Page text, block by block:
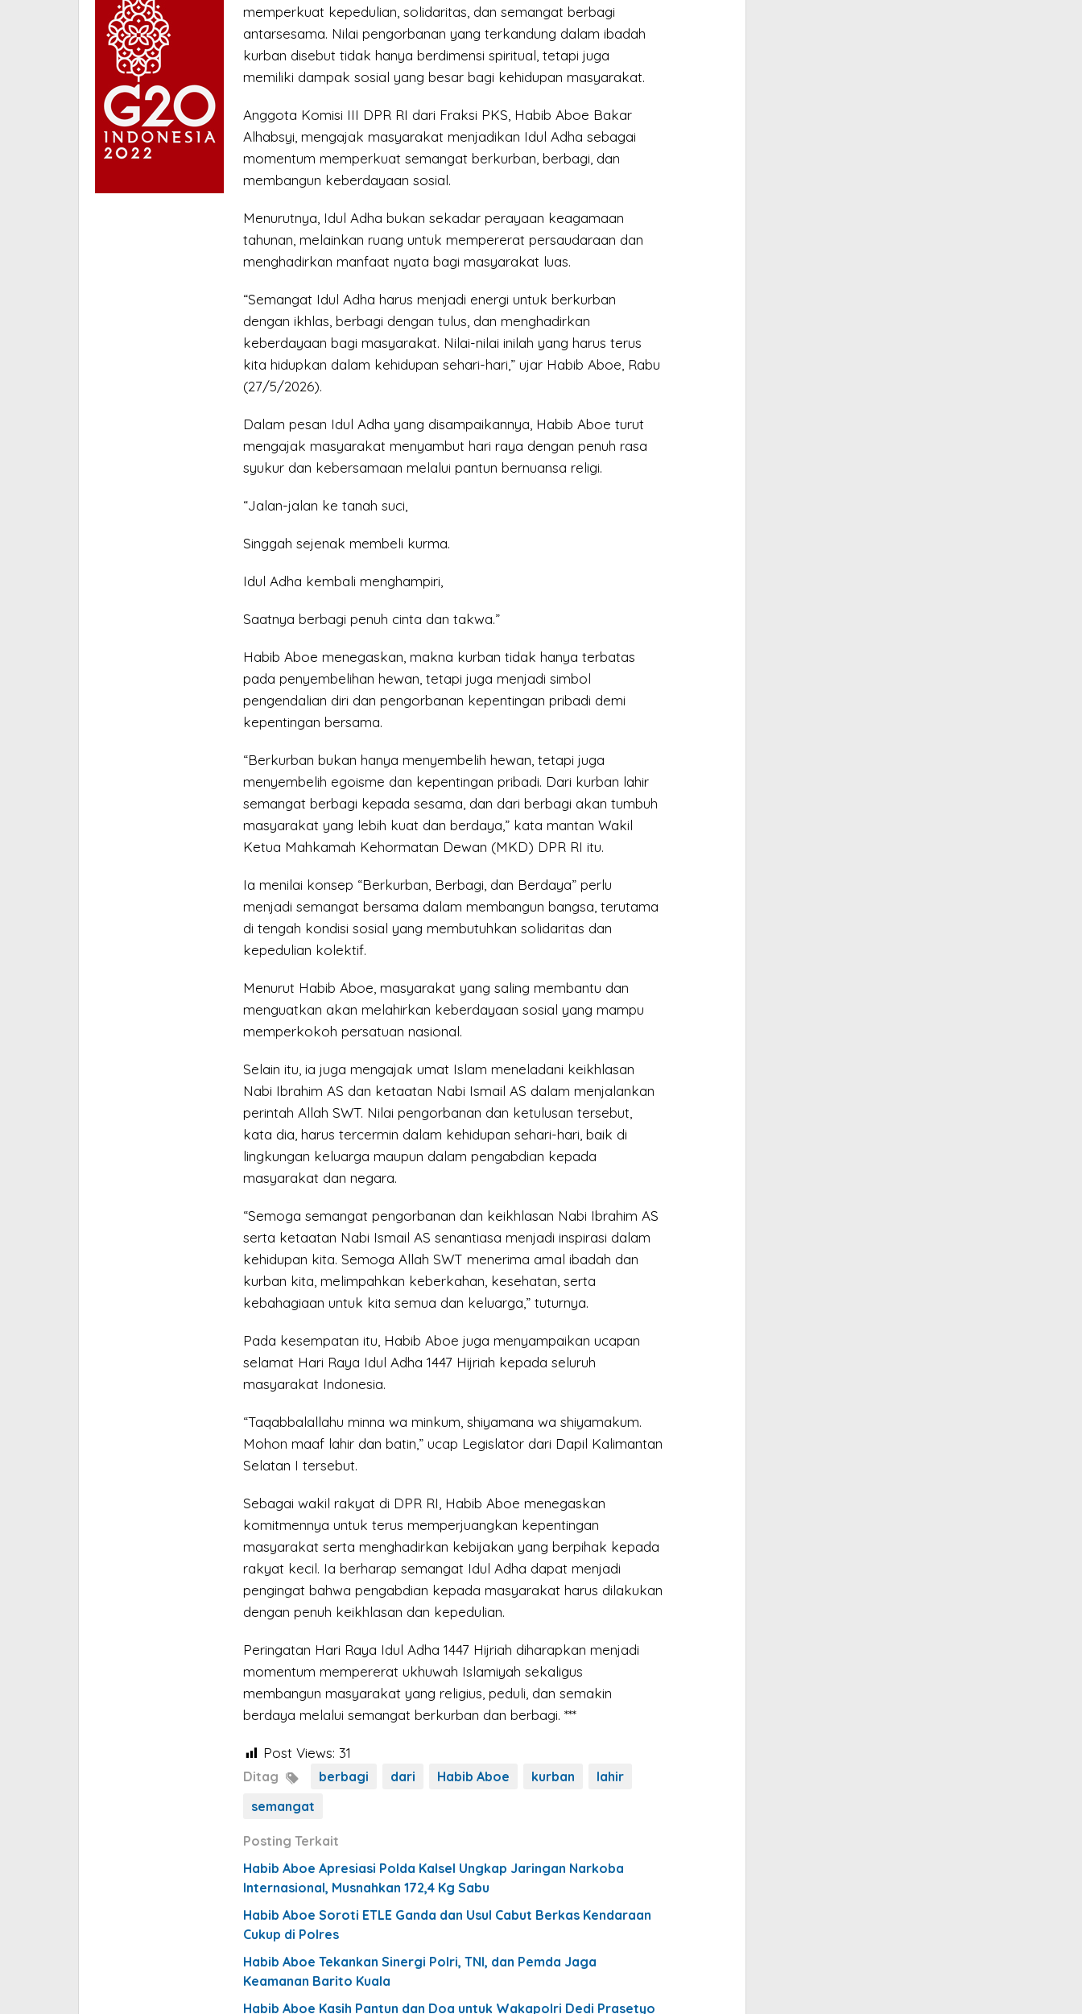
memperkuat kepedulian, solidaritas, dan semangat berbagi
antarsesama. Nilai pengorbanan yang terkandung dalam ibadah
kurban disebut tidak hanya berdimensi spiritual, tetapi juga
memiliki dampak sosial yang besar bagi kehidupan masyarakat.
Anggota Komisi III DPR RI dari Fraksi PKS, Habib Aboe Bakar
Alhabsyi, mengajak masyarakat menjadikan Idul Adha sebagai
momentum memperkuat semangat berkurban, berbagi, dan
membangun keberdayaan sosial.
Menurutnya, Idul Adha bukan sekadar perayaan keagamaan
tahunan, melainkan ruang untuk mempererat persaudaraan dan
menghadirkan manfaat nyata bagi masyarakat luas.
“Semangat Idul Adha harus menjadi energi untuk berkurban
dengan ikhlas, berbagi dengan tulus, dan menghadirkan
keberdayaan bagi masyarakat. Nilai-nilai inilah yang harus terus
kita hidupkan dalam kehidupan sehari-hari,” ujar Habib Aboe, Rabu
(27/5/2026).
Dalam pesan Idul Adha yang disampaikannya, Habib Aboe turut
mengajak masyarakat menyambut hari raya dengan penuh rasa
syukur dan kebersamaan melalui pantun bernuansa religi.
“Jalan-jalan ke tanah suci,
Singgah sejenak membeli kurma.
Idul Adha kembali menghampiri,
Saatnya berbagi penuh cinta dan takwa.”
Habib Aboe menegaskan, makna kurban tidak hanya terbatas
pada penyembelihan hewan, tetapi juga menjadi simbol
pengendalian diri dan pengorbanan kepentingan pribadi demi
kepentingan bersama.
“Berkurban bukan hanya menyembelih hewan, tetapi juga
menyembelih egoisme dan kepentingan pribadi. Dari kurban lahir
semangat berbagi kepada sesama, dan dari berbagi akan tumbuh
masyarakat yang lebih kuat dan berdaya,” kata mantan Wakil
Ketua Mahkamah Kehormatan Dewan (MKD) DPR RI itu.
Ia menilai konsep “Berkurban, Berbagi, dan Berdaya” perlu
menjadi semangat bersama dalam membangun bangsa, terutama
di tengah kondisi sosial yang membutuhkan solidaritas dan
kepedulian kolektif.
Menurut Habib Aboe, masyarakat yang saling membantu dan
menguatkan akan melahirkan keberdayaan sosial yang mampu
memperkokoh persatuan nasional.
Selain itu, ia juga mengajak umat Islam meneladani keikhlasan
Nabi Ibrahim AS dan ketaatan Nabi Ismail AS dalam menjalankan
perintah Allah SWT. Nilai pengorbanan dan ketulusan tersebut,
kata dia, harus tercermin dalam kehidupan sehari-hari, baik di
lingkungan keluarga maupun dalam pengabdian kepada
masyarakat dan negara.
“Semoga semangat pengorbanan dan keikhlasan Nabi Ibrahim AS
serta ketaatan Nabi Ismail AS senantiasa menjadi inspirasi dalam
kehidupan kita. Semoga Allah SWT menerima amal ibadah dan
kurban kita, melimpahkan keberkahan, kesehatan, serta
kebahagiaan untuk kita semua dan keluarga,” tuturnya.
Pada kesempatan itu, Habib Aboe juga menyampaikan ucapan
selamat Hari Raya Idul Adha 1447 Hijriah kepada seluruh
masyarakat Indonesia.
“Taqabbalallahu minna wa minkum, shiyamana wa shiyamakum.
Mohon maaf lahir dan batin,” ucap Legislator dari Dapil Kalimantan
Selatan I tersebut.
Sebagai wakil rakyat di DPR RI, Habib Aboe menegaskan
komitmennya untuk terus memperjuangkan kepentingan
masyarakat serta menghadirkan kebijakan yang berpihak kepada
rakyat kecil. Ia berharap semangat Idul Adha dapat menjadi
pengingat bahwa pengabdian kepada masyarakat harus dilakukan
dengan penuh keikhlasan dan kepedulian.
Peringatan Hari Raya Idul Adha 1447 Hijriah diharapkan menjadi
momentum mempererat ukhuwah Islamiyah sekaligus
membangun masyarakat yang religius, peduli, dan semakin
berdaya melalui semangat berkurban dan berbagi. ***
Post Views: 31
Ditag berbagi dari Habib Aboe kurban
lahir
semangat
Posting Terkait
Habib Aboe Apresiasi Polda Kalsel Ungkap Jaringan Narkoba
Internasional, Musnahkan 172,4 Kg Sabu
Habib Aboe Soroti ETLE Ganda dan Usul Cabut Berkas Kendaraan
Cukup di Polres
Habib Aboe Tekankan Sinergi Polri, TNI, dan Pemda Jaga
Keamanan Barito Kuala
Habib Aboe Kasih Pantun dan Doa untuk Wakapolri Dedi Prasetyo